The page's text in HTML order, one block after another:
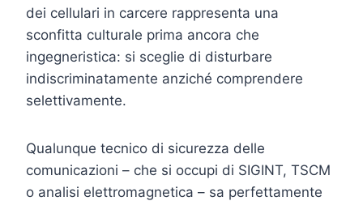
dei cellulari in carcere rappresenta una
sconfitta culturale prima ancora che
ingegneristica: si sceglie di disturbare
indiscriminatamente anziché comprendere
selettivamente.
Qualunque tecnico di sicurezza delle
comunicazioni – che si occupi di SIGINT, TSCM
o analisi elettromagnetica – sa perfettamente